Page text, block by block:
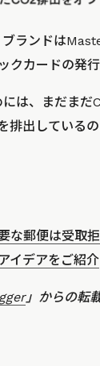
ランドは
カードの発行
は、まだまだ
排出している
な郵便は受取
イデアをご紹介
」からの転